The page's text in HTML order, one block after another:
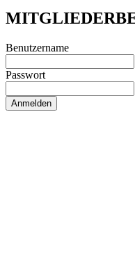
Benutzername
Passwort